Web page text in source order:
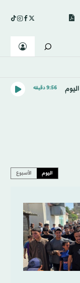
9:56 دقيقه
اليوم الأسبوع